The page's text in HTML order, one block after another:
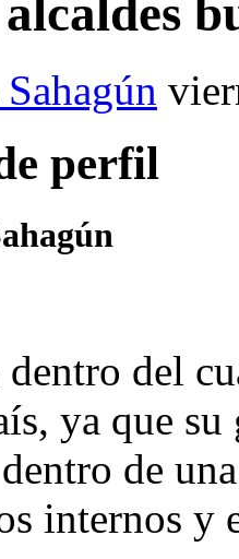
perfil
dentro del
ya que su
de
internos y